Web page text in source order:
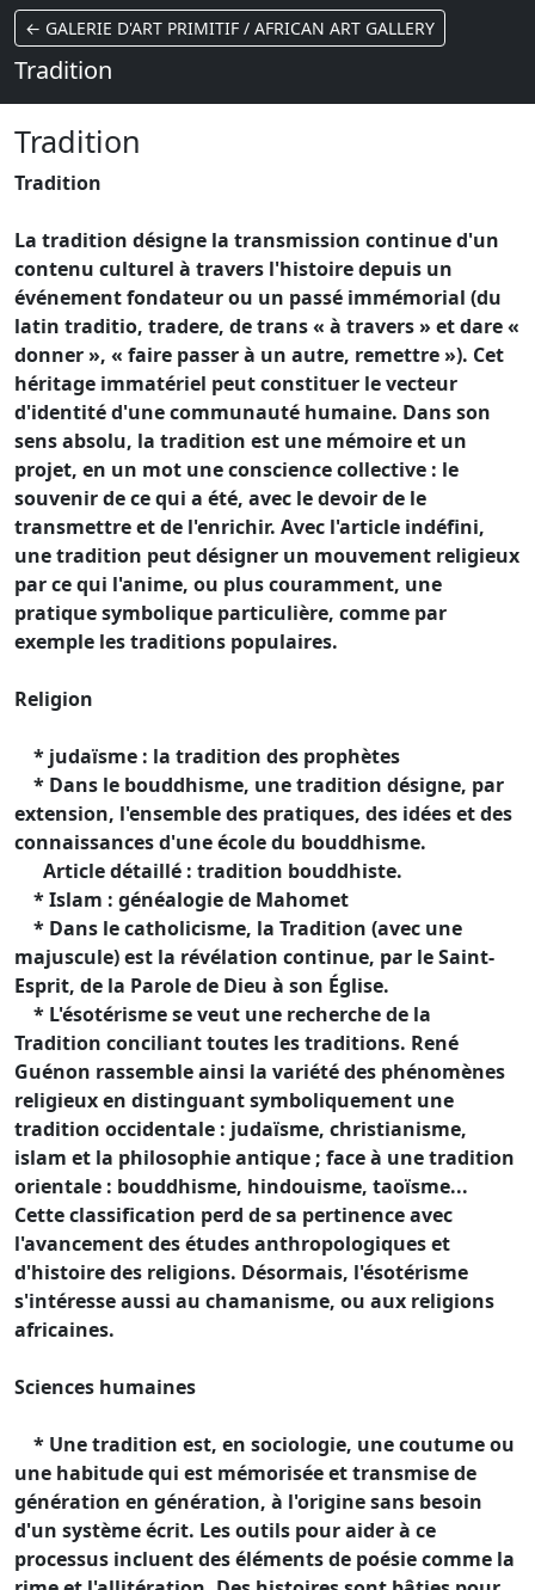
← GALERIE D'ART PRIMITIF / AFRICAN ART GALLERY
Tradition
Tradition
Tradition
La tradition désigne la transmission continue d'un
contenu culturel à travers l'histoire depuis un
événement fondateur ou un passé immémorial (du
latin traditio, tradere, de trans « à travers » et dare «
donner », « faire passer à un autre, remettre »). Cet
héritage immatériel peut constituer le vecteur
d'identité d'une communauté humaine. Dans son
sens absolu, la tradition est une mémoire et un
projet, en un mot une conscience collective : le
souvenir de ce qui a été, avec le devoir de le
transmettre et de l'enrichir. Avec l'article indéfini,
une tradition peut désigner un mouvement religieux
par ce qui l'anime, ou plus couramment, une
pratique symbolique particulière, comme par
exemple les traditions populaires.
Religion
* judaïsme : la tradition des prophètes
* Dans le bouddhisme, une tradition désigne, par
extension, l'ensemble des pratiques, des idées et des
connaissances d'une école du bouddhisme.
Article détaillé : tradition bouddhiste.
* Islam : généalogie de Mahomet
* Dans le catholicisme, la Tradition (avec une
majuscule) est la révélation continue, par le Saint-
Esprit, de la Parole de Dieu à son Église.
* L'ésotérisme se veut une recherche de la
Tradition conciliant toutes les traditions. René
Guénon rassemble ainsi la variété des phénomènes
religieux en distinguant symboliquement une
tradition occidentale : judaïsme, christianisme,
islam et la philosophie antique ; face à une tradition
orientale : bouddhisme, hindouisme, taoïsme...
Cette classification perd de sa pertinence avec
l'avancement des études anthropologiques et
d'histoire des religions. Désormais, l'ésotérisme
s'intéresse aussi au chamanisme, ou aux religions
africaines.
Sciences humaines
* Une tradition est, en sociologie, une coutume ou
une habitude qui est mémorisée et transmise de
génération en génération, à l'origine sans besoin
d'un système écrit. Les outils pour aider à ce
processus incluent des éléments de poésie comme la